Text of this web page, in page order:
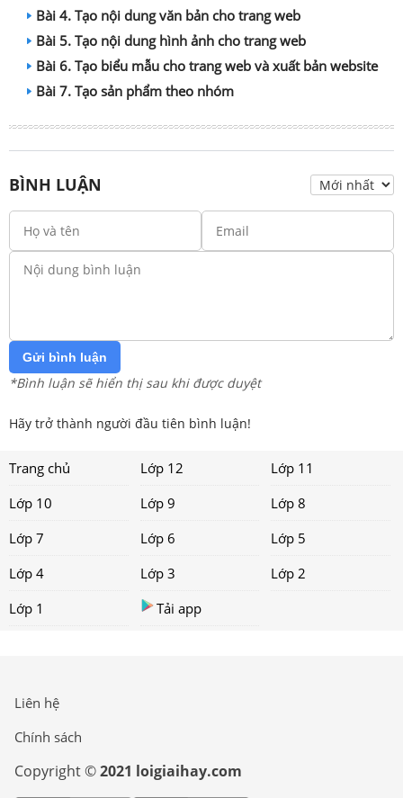
Bài 4. Tạo nội dung văn bản cho trang web
Bài 5. Tạo nội dung hình ảnh cho trang web
Bài 6. Tạo biểu mẫu cho trang web và xuất bản website
Bài 7. Tạo sản phẩm theo nhóm
BÌNH LUẬN
Gửi bình luận
*Bình luận sẽ hiển thị sau khi được duyệt
Hãy trở thành người đầu tiên bình luận!
Trang chủ Lớp 12
Lớp 11
Lớp 10
Lớp 9
Lớp 8
Lớp 7
Lớp 6
Lớp 5
Lớp 4
Lớp 3
Lớp 2
Lớp 1
Tải app
Liên hệ
Chính sách
Copyright ©2021 loigiaihay.com